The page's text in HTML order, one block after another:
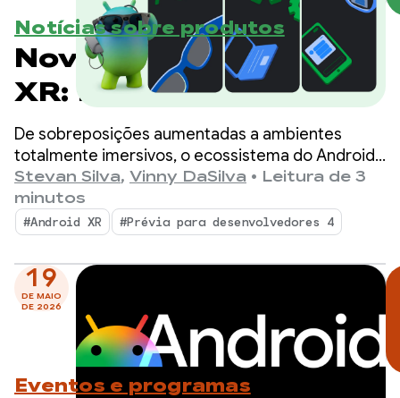
Notícias sobre produtos
Novidades do Android
XR: ferramentas,
suporte a mecanismos
e atualizações do
ecossistema
De sobreposições aumentadas a ambientes
totalmente imersivos, o ecossistema do Android
XR está se expandindo rapidamente, e o Samsung
Galaxy XR já está disponível.
Stevan Silva, Vinny DaSilva • Leitura de 3
minutos
#Android XR #Prévia para desenvolvedores 4
19
DE MAIO
DE 2026
Eventos e programas